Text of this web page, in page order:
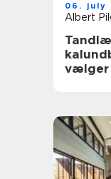
06. july
Albert
vælger